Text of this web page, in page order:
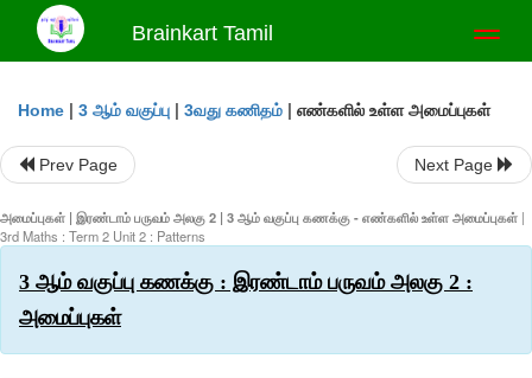
Brainkart Tamil
Home | 3 ஆம் வகுப்பு | 3வது கணிதம் | எண்களில் உள்ள அமைப்புகள்
Prev Page Next Page
அமைப்புகள் | இரண்டாம் பருவம் அலகு 2 | 3 ஆம் வகுப்பு கணக்கு - எண்களில் உள்ள அமைப்புகள் |
3rd Maths : Term 2 Unit 2 : Patterns
3 ஆம் வகுப்பு கணக்கு : இரண்டாம் பருவம் அலகு 2 :
அமைப்புகள்